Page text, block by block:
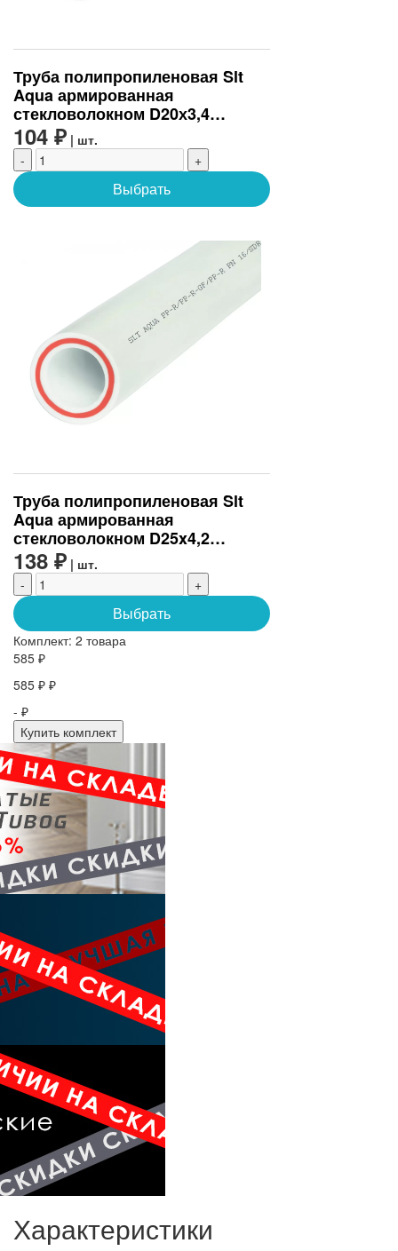
Труба полипропиленовая Slt
Aqua армированная
стекловолокном D20х3,4
(SLTPGF62025)
104 ₽ | шт.
-
+
Выбрать
Труба полипропиленовая Slt
Aqua армированная
стекловолокном D25x4,2
(SLTPGF62525)
138 ₽ | шт.
-
+
Выбрать
Комплект: 2 товара
585 ₽
585 ₽ ₽
- ₽
Купить комплект
Характеристики